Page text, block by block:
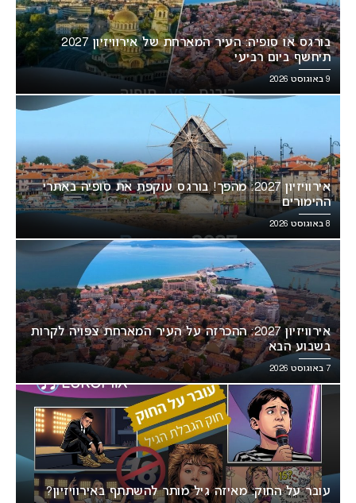
בורגס או סופיה: העיר המארחת של אירוויזיון 2027
תיחשף ביום רביעי
9 באוגוסט 2026
אירוויזיון 2027: מהפך! בורגס עוקפת את סופיה באתרי
ההימורים
8 באוגוסט 2026
אירוויזיון 2027: ההכרזה על העיר המארחת צפויה לקרות
בשבוע הבא
7 באוגוסט 2026
עובר על החוק: מאיזה גיל מותר להשתתף באירוויזיון?